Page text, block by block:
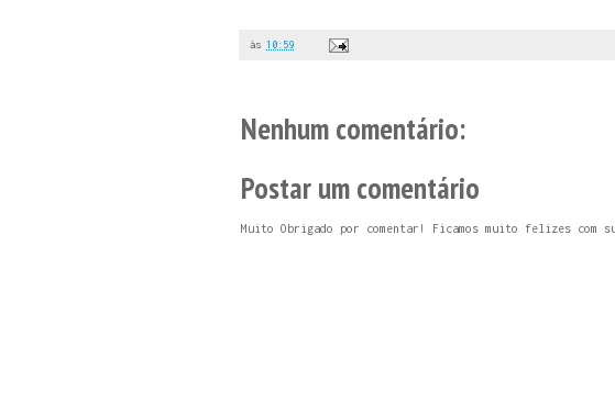
às 10:59
Nenhum comentário:
Postar um comentário
Muito Obrigado por comentar! Ficamos muito felizes com